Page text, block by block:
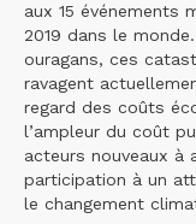
aux 15 événements
2019 dans le
ouragans, ces
ravagent
regard des coûts
l’ampleur du coût
acteurs nouveaux à
participation à un
le changement